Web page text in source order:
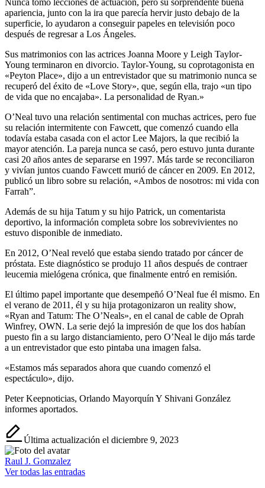
apariencia, junto con la ira que parecía hervir justo debajo de la
superficie, lo ayudaron a conseguir papeles en televisión poco
después de regresar a Los Ángeles.
Sus matrimonios con las actrices Joanna Moore y Leigh Taylor-
Young terminaron en divorcio. Taylor-Young, su coprotagonista en
«Peyton Place», dijo a un entrevistador que su matrimonio nunca se
recuperó del éxito de «Love Story», que, según ella, trajo «un tipo
de vida que no encajaba». La personalidad de Ryan.»
O’Neal tuvo una relación sentimental con muchas actrices, pero fue
su relación intermitente con Fawcett, que comenzó cuando ella
todavía estaba casada con el actor Lee Majors, la que recibió la
mayor atención. La pareja nunca se casó, pero estuvo junta durante
casi 20 años antes de separarse en 1997. Más tarde se reconciliaron
y vivían juntos cuando Fawcett murió de cáncer en 2009. En 2012,
publicó un libro sobre su relación, «Ambos de nosotros: mi vida con
Farrah”.
Además de su hija Tatum y su hijo Patrick, un comentarista
deportivo, la información completa sobre los sobrevivientes no
estuvo disponible de inmediato.
En 2012, O’Neal reveló que estaba siendo tratado por cáncer de
próstata. Este diagnóstico se produjo 11 años después de contraer
leucemia mielógena crónica, que finalmente entró en remisión.
El último papel importante que desempeñó O’Neal fue él mismo. En
el verano de 2011, él y su hija protagonizaron un reality show,
«Ryan and Tatum: The O’Neals», en el canal de cable de Oprah
Winfrey, OWN. La serie dejó la impresión de que los dos habían
puesto fin a su largo distanciamiento, pero O’Neal le dijo más tarde
a un entrevistador que esto pintaba una imagen falsa.
«Estamos más separados ahora que cuando comenzó el
espectáculo», dijo.
Peter Keepnoticias, Orlando Mayorquín Y Shivani González
informes aportados.
Última actualización el diciembre 9, 2023
Raul J. Gomzalez
Ver todas las entradas